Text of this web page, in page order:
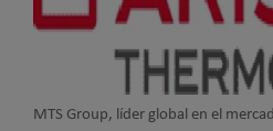
MTS Group, líder global en el